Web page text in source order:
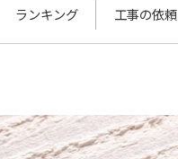
ランキング 工事の依頼